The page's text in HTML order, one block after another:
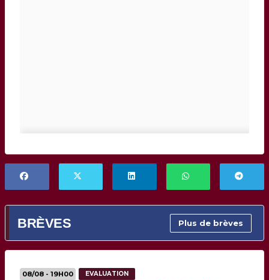
BRÈVES Plus de brèves
08/08 - 19H00 EVALUATION